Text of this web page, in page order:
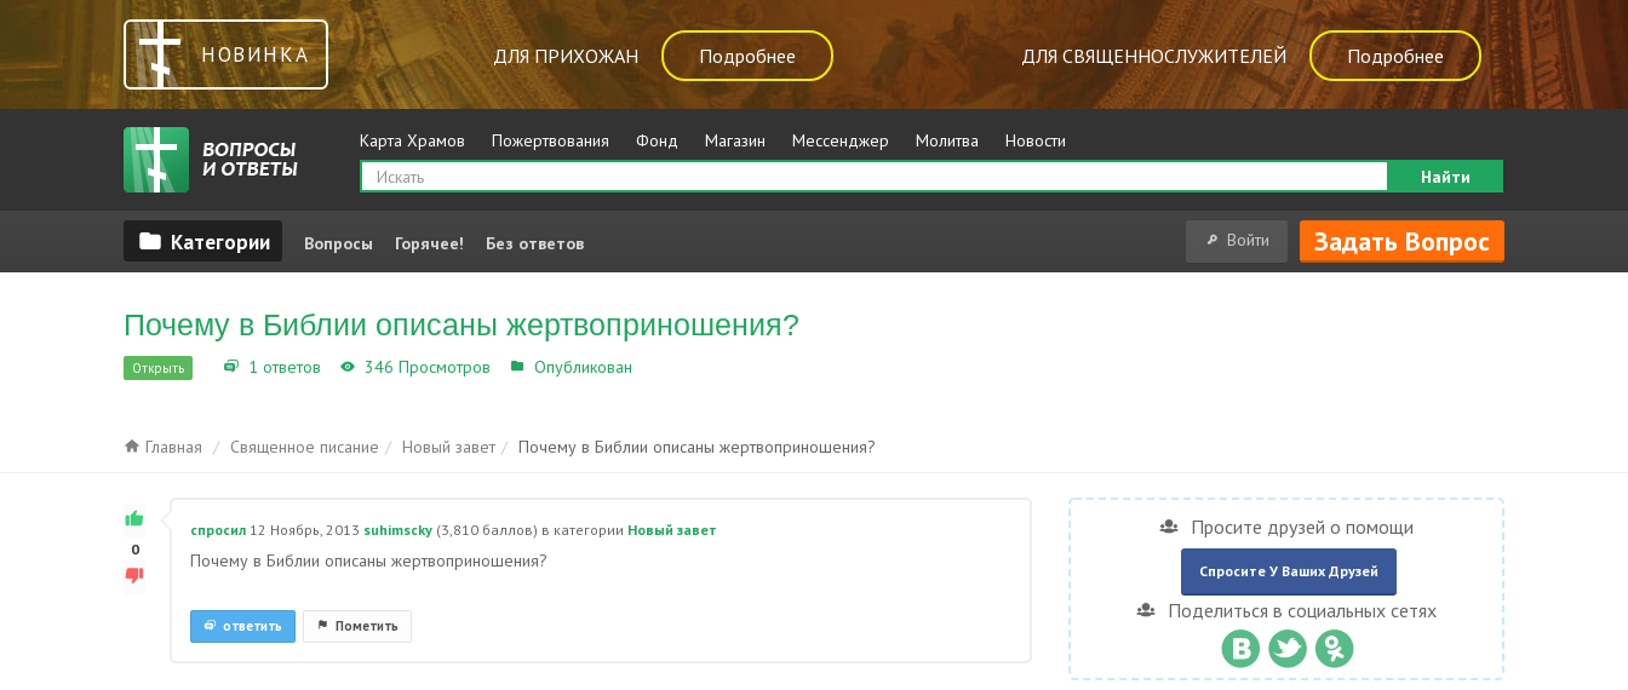
НОВИНКА ДЛЯ ПРИХОЖАН Подробнее ДЛЯ СВЯЩЕННОСЛУЖИТЕЛЕЙ Подробнее
Карта Храмов Пожертвования Фонд Магазин Мессенджер Молитва
Новости
Найти
Вопросы Горячее! Без ответов Войти Задать Вопрос
Почему в Библии описаны жертвоприношения?
Открыть 1 ответов 346 Просмотров Опубликован
Главная Священное писание Новый завет Почему в Библии описаны жертвоприношения?
0
спросил 12 Ноябрь, 2013 suhimscky (3,810 баллов) в категории Новый завет
Почему в Библии описаны жертвоприношения?
Пометить
ответить
Просите друзей о помощи
Спросите У Ваших Друзей
Поделиться в социальных сетях